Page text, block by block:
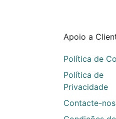
Apoio a
Política de
Política de
Privacidade
Contacte-nos